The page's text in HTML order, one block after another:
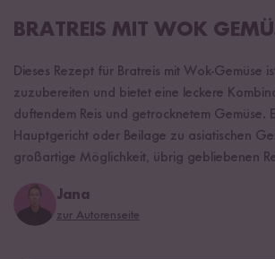
BRATREIS MIT WOK
Dieses Rezept für Bratreis mit Wok-Gemüse
zuzubereiten und bietet eine leckere
duftendem Reis und getrocknetem Gemüse.
Hauptgericht oder Beilage zu asiatischen
großartige Möglichkeit, übrig gebliebenen
Jana
zur Autorenseite